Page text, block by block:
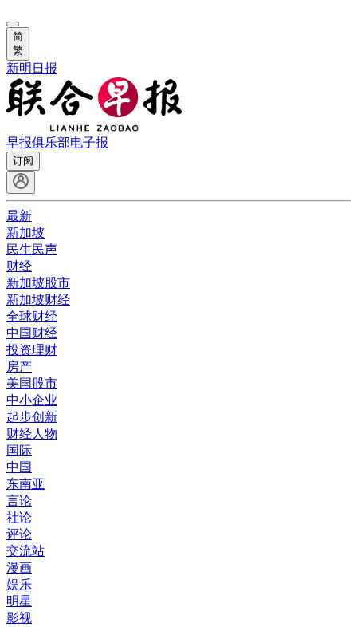
简
繁
新明日报
早报俱乐部电子报
订阅
最新
新加坡
民生民声
财经
新加坡股市
新加坡财经
全球财经
中国财经
投资理财
房产
美国股市
中小企业
起步创新
财经人物
国际
中国
东南亚
言论
社论
评论
交流站
漫画
娱乐
明星
影视